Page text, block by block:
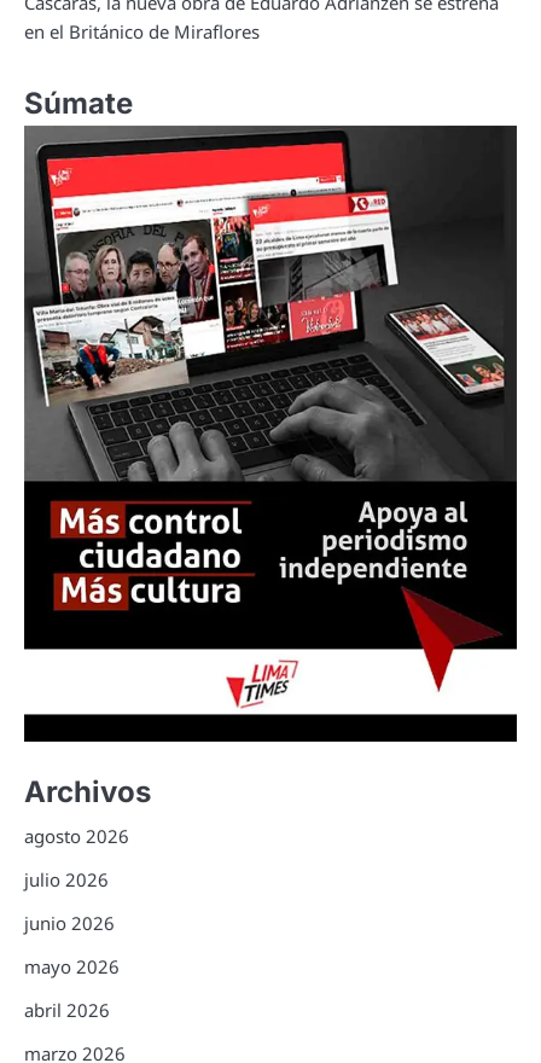
en el Británico de Miraflores
Súmate
Archivos
agosto 2026
julio 2026
junio 2026
mayo 2026
abril 2026
marzo 2026